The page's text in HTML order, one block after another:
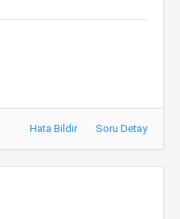
Hata Bildir Soru Detay